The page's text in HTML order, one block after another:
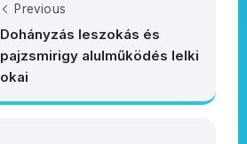
Previous
Dohányzás leszokás és
pajzsmirigy alulműködés lelki
okai